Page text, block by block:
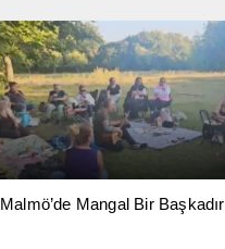
Malmö’de Mangal Bir Başkadır